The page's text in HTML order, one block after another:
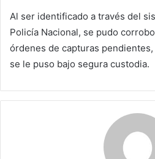
Al ser identificado a través del
Policía Nacional, se pudo
órdenes de capturas
se le puso bajo segura custodia.